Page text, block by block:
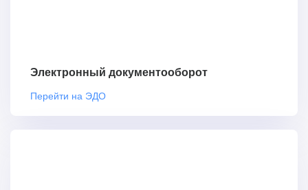
Электронный документооборот
Перейти на ЭДО